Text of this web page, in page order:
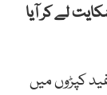
لے کر آیا
کپڑوں میں